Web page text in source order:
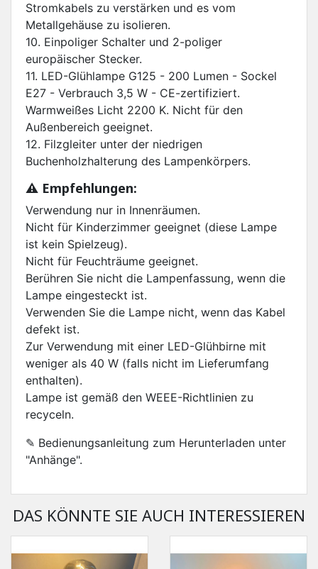
Stromkabels zu verstärken und es vom
Metallgehäuse zu isolieren.
10. Einpoliger Schalter und 2-poliger
europäischer Stecker.
11. LED-Glühlampe G125 - 200 Lumen - Sockel
E27 - Verbrauch 3,5 W - CE-zertifiziert.
Warmweißes Licht 2200 K. Nicht für den
Außenbereich geeignet.
12. Filzgleiter unter der niedrigen
Buchenholzhalterung des Lampenkörpers.
⚠️ Empfehlungen:
Verwendung nur in Innenräumen.
Nicht für Kinderzimmer geeignet (diese Lampe
ist kein Spielzeug).
Nicht für Feuchträume geeignet.
Berühren Sie nicht die Lampenfassung, wenn die
Lampe eingesteckt ist.
Verwenden Sie die Lampe nicht, wenn das Kabel
defekt ist.
Zur Verwendung mit einer LED-Glühbirne mit
weniger als 40 W (falls nicht im Lieferumfang
enthalten).
Lampe ist gemäß den WEEE-Richtlinien zu
recyceln.
✎ Bedienungsanleitung zum Herunterladen unter
"Anhänge".
DAS KÖNNTE SIE AUCH INTERESSIEREN